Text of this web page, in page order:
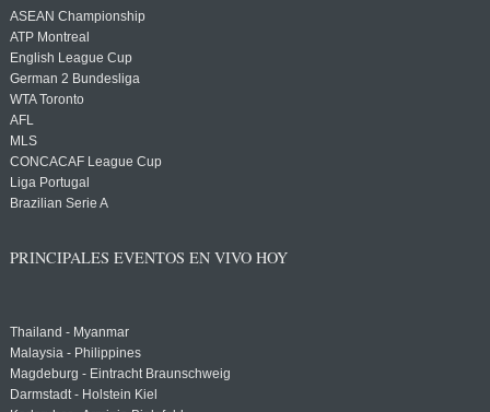
ASEAN Championship
ATP Montreal
English League Cup
German 2 Bundesliga
WTA Toronto
AFL
MLS
CONCACAF League Cup
Liga Portugal
Brazilian Serie A
PRINCIPALES EVENTOS EN VIVO HOY
Thailand - Myanmar
Malaysia - Philippines
Magdeburg - Eintracht Braunschweig
Darmstadt - Holstein Kiel